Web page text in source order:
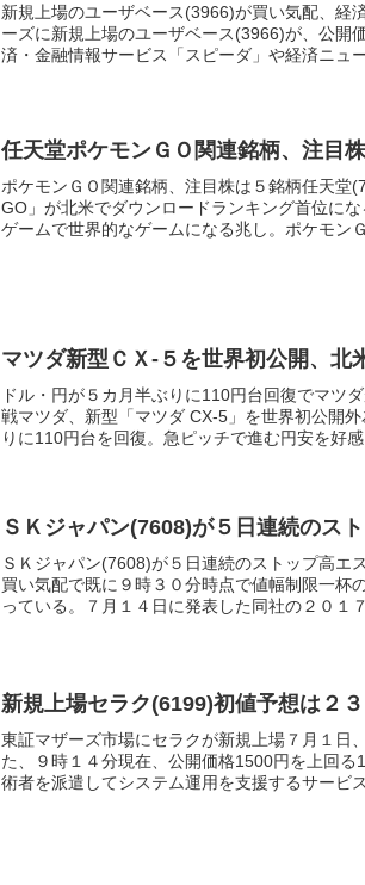
新規上場のユーザベース(3966)が買い気配、経
ーズに新規上場のユーザベース(3966)が、公開
済・金融情報サービス「スピーダ」や経済ニュ
任天堂ポケモンＧＯ関連銘柄、注目
ポケモンＧＯ関連銘柄、注目株は５銘柄任天堂
GO」が北米でダウンロードランキング首位に
ゲームで世界的なゲームになる兆し。ポケモン
マツダ新型ＣＸ-５を世界初公開、北
ドル・円が５カ月半ぶりに110円台回復でマツ
戦マツダ、新型「マツダ CX-5」を世界初公開
りに110円台を回復。急ピッチで進む円安を好
ＳＫジャパン(7608)が５日連続のス
ＳＫジャパン(7608)が５日連続のストップ高エ
買い気配で既に９時３０分時点で値幅制限一杯
っている。７月１４日に発表した同社の２０１
新規上場セラク(6199)初値予想は２
東証マザーズ市場にセラクが新規上場７月１日
た、９時１４分現在、公開価格1500円を上回
術者を派遣してシステム運用を支援するサービ